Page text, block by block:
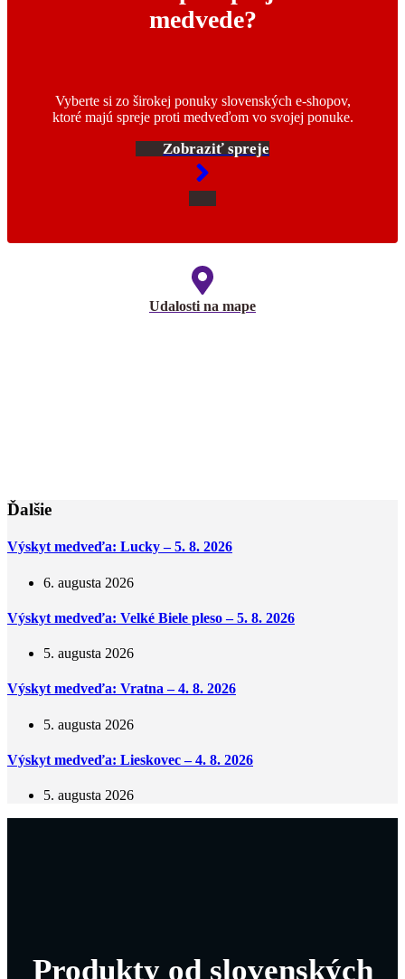
medvede?
Vyberte si zo širokej ponuky slovenských e-shopov,
ktoré majú spreje proti medveďom vo svojej ponuke.
Zobraziť spreje
Udalosti na mape
Ďalšie
Výskyt medveďa: Lucky – 5. 8. 2026
6. augusta 2026
Výskyt medveďa: Velké Biele pleso – 5. 8. 2026
5. augusta 2026
Výskyt medveďa: Vratna – 4. 8. 2026
5. augusta 2026
Výskyt medveďa: Lieskovec – 4. 8. 2026
5. augusta 2026
Produkty od slovenských